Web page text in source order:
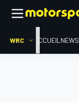
WRC ACCUEIL NEWS